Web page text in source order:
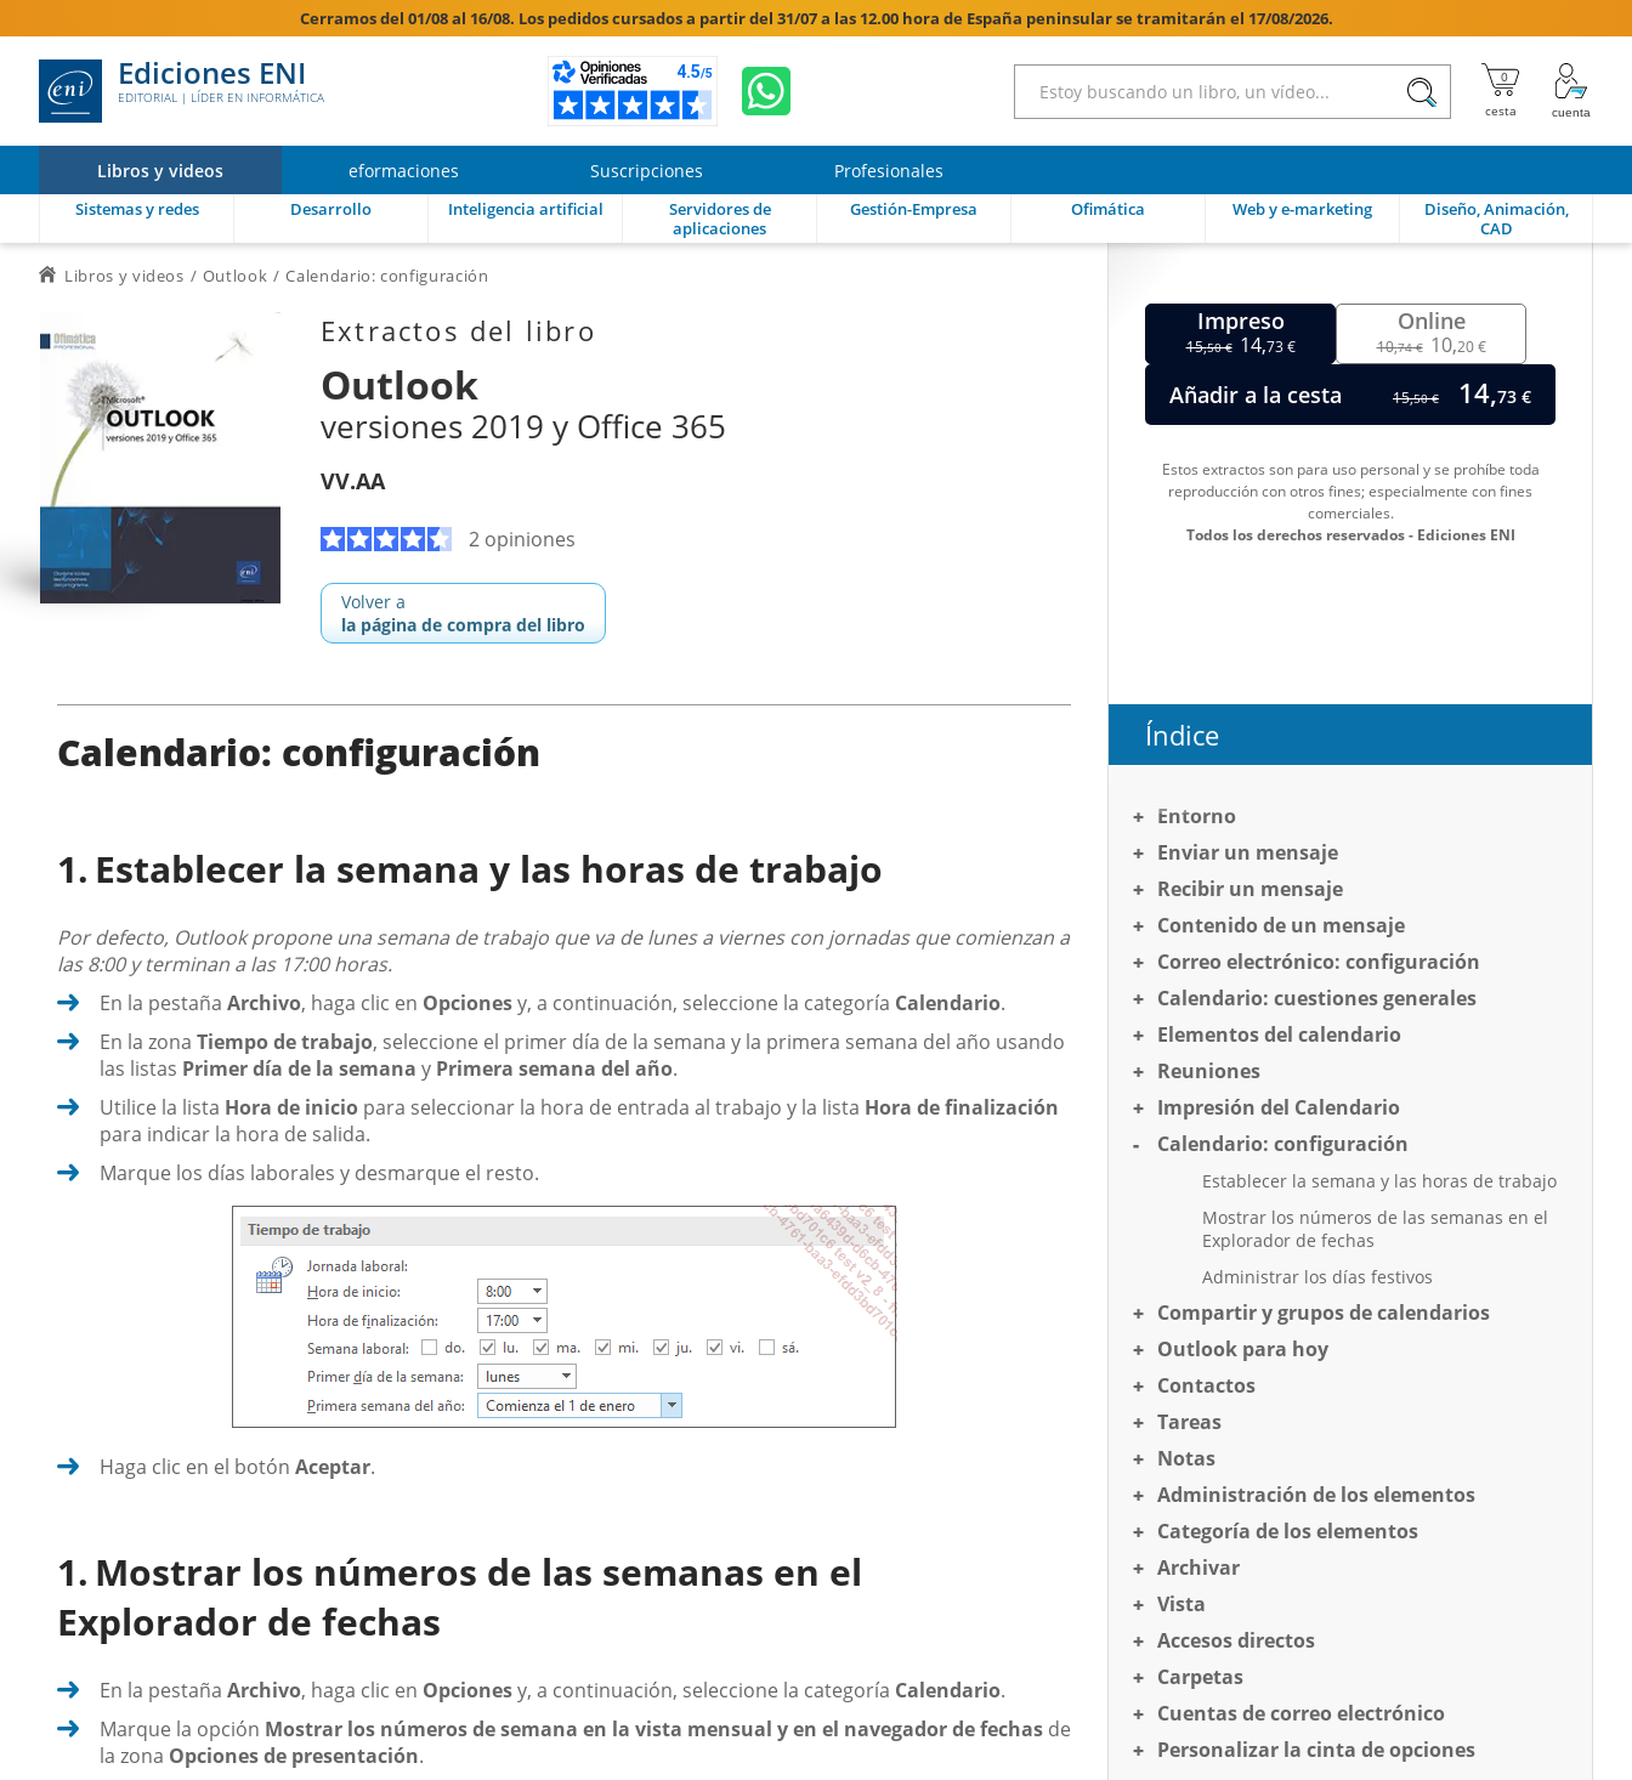
Cerramos del 01/08 al 16/08. Los pedidos cursados a partir del 31/07 a las 12.00 hora de España peninsular se tramitarán el 17/08/2026.
Ediciones ENI
EDITORIAL | LÍDER EN INFORMÁTICA 
Libros y videos eformaciones Suscripciones Profesionales
Sistemas y redes Desarrollo Inteligencia artificial
Servidores de
aplicaciones
Gestión-Empresa Ofimática Web y e-marketing
Diseño, Animación,
CAD
Libros y videos Outlook Calendario: configuración
Extractos del libro
Outlook
versiones 2019 y Office 365
VV.AA
2 opiniones
Volver a
la página de compra del libro
Impreso
15,50 € 14,73 €
Online
10,74 € 10,20 €
Añadir a la cesta 15,50 € 14,73 €
Estos extractos son para uso personal y se prohíbe toda
reproducción con otros fines; especialmente con fines
comerciales.
Todos los derechos reservados - Ediciones ENI
Calendario: configuración
Establecer la semana y las horas de trabajo
Por defecto, Outlook propone una semana de trabajo que va de lunes a viernes con jornadas que comienzan a
las 8:00 y terminan a las 17:00 horas.
En la pestaña Archivo, haga clic en Opcionesy, a continuación, seleccione la categoría Calendario.
En la zona Tiempo de trabajo, seleccione el primer día de la semana y la primera semana del año usando
las listas Primer día de la semana y Primera semana del año.
Utilice la lista Hora de inicio para seleccionar la hora de entrada al trabajo y la lista Hora de finalización
para indicar la hora de salida.
Marque los días laborales y desmarque el resto.
Haga clic en el botón Aceptar.
Mostrar los números de las semanas en el
Explorador de fechas
En la pestaña Archivo, haga clic en Opcionesy, a continuación, seleccione la categoría Calendario.
Marque la opción Mostrar los números de semana en la vista mensual y en el navegador de fechas de
la zona Opciones de presentación.
Índice
Entorno
Enviar un mensaje
Recibir un mensaje
Contenido de un mensaje
Correo electrónico: configuración
Calendario: cuestiones generales
Elementos del calendario
Reuniones
Impresión del Calendario
Calendario: configuración
Establecer la semana y las horas de trabajo
Mostrar los números de las semanas en el
Explorador de fechas
Administrar los días festivos
Compartir y grupos de calendarios
Outlook para hoy
Contactos
Tareas
Notas
Administración de los elementos
Categoría de los elementos
Archivar
Vista
Accesos directos
Carpetas
Cuentas de correo electrónico
Personalizar la cinta de opciones